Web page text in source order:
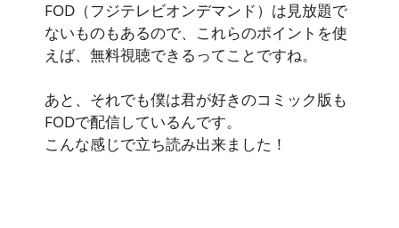
FOD（フジテレビオンデマンド）は見放題で
ないものもあるので、これらのポイントを使
えば、無料視聴できるってことですね。
あと、それでも僕は君が好きのコミック版も
FODで配信しているんです。
こんな感じで立ち読み出来ました！